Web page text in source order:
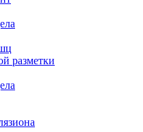
разметки